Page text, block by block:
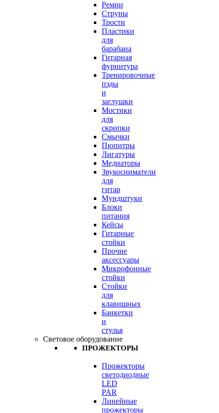
Ремни
Струны
Трости
Пластики
для
барабана
Гитарная
фурнитура
Тренировочные
пэды
и
заглушки
Мостики
для
скрипки
Смычки
Пюпитры
Лигатуры
Медиаторы
Звукосниматели
для
гитар
Мундштуки
Блоки
питания
Кейсы
Гитарные
стойки
Прочие
аксессуары
Микрофонные
стойки
Стойки
для
клавишных
Банкетки
и
стулья
Световое оборудование
ПРОЖЕКТОРЫ
Прожекторы
светодиодные
LED
PAR
Линейные
прожекторы